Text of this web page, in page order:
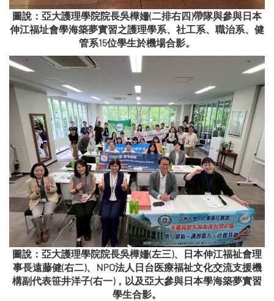
圖說：亞大護理學院院長吳樺姍(二排右四)帶隊與參與日本
伸江福址會學海築夢實習之護理學系、社工系、職治系、健
管系15位學生於機場合影。
圖說：亞大護理學院院長吳樺姍(左三)、日本伸江福祉會理
事長遠藤健(右二)、NPO法人日台医療福祉文化交流支援機
構副代表笹井洋子(右一)，以及亞大參與日本學海築夢實習
學生合影。